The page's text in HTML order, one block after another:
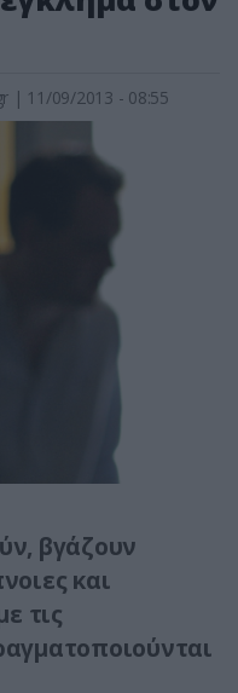
| 11/09/2013 - 08:55
βγάζουν
και
τις